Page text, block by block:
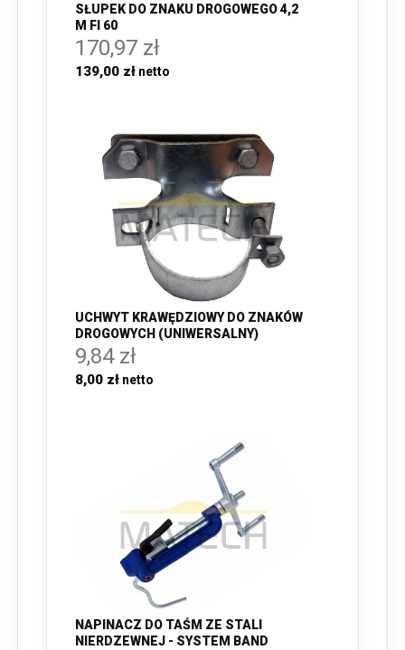
SŁUPEK DO ZNAKU DROGOWEGO 4,2
M FI 60
170,97 zł
139,00 zł
UCHWYT KRAWĘDZIOWY DO ZNAKÓW
DROGOWYCH (UNIWERSALNY)
9,84 zł
8,00 zł
NAPINACZ DO TAŚM ZE STALI
NIERDZEWNEJ - SYSTEM BAND